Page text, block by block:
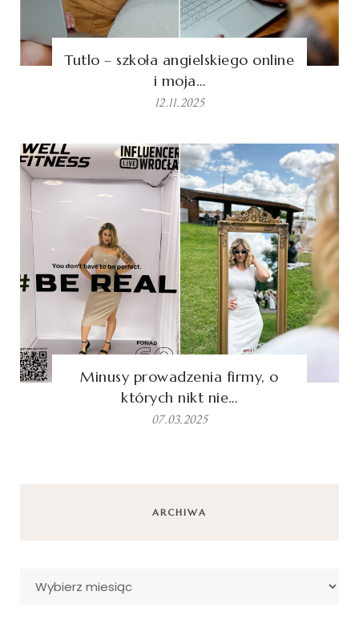
Tutlo – szkoła angielskiego online
i moja…
12.11.2025
Minusy prowadzenia firmy, o
których nikt nie…
07.03.2025
ARCHIWA